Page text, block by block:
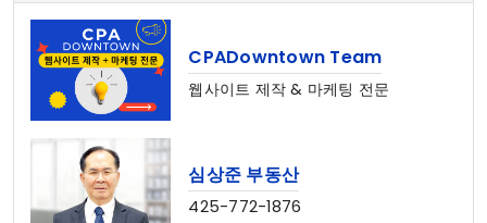
CPADowntown Team
웹사이트 제작 & 마케팅 전문
심상준 부동산
425-772-1876